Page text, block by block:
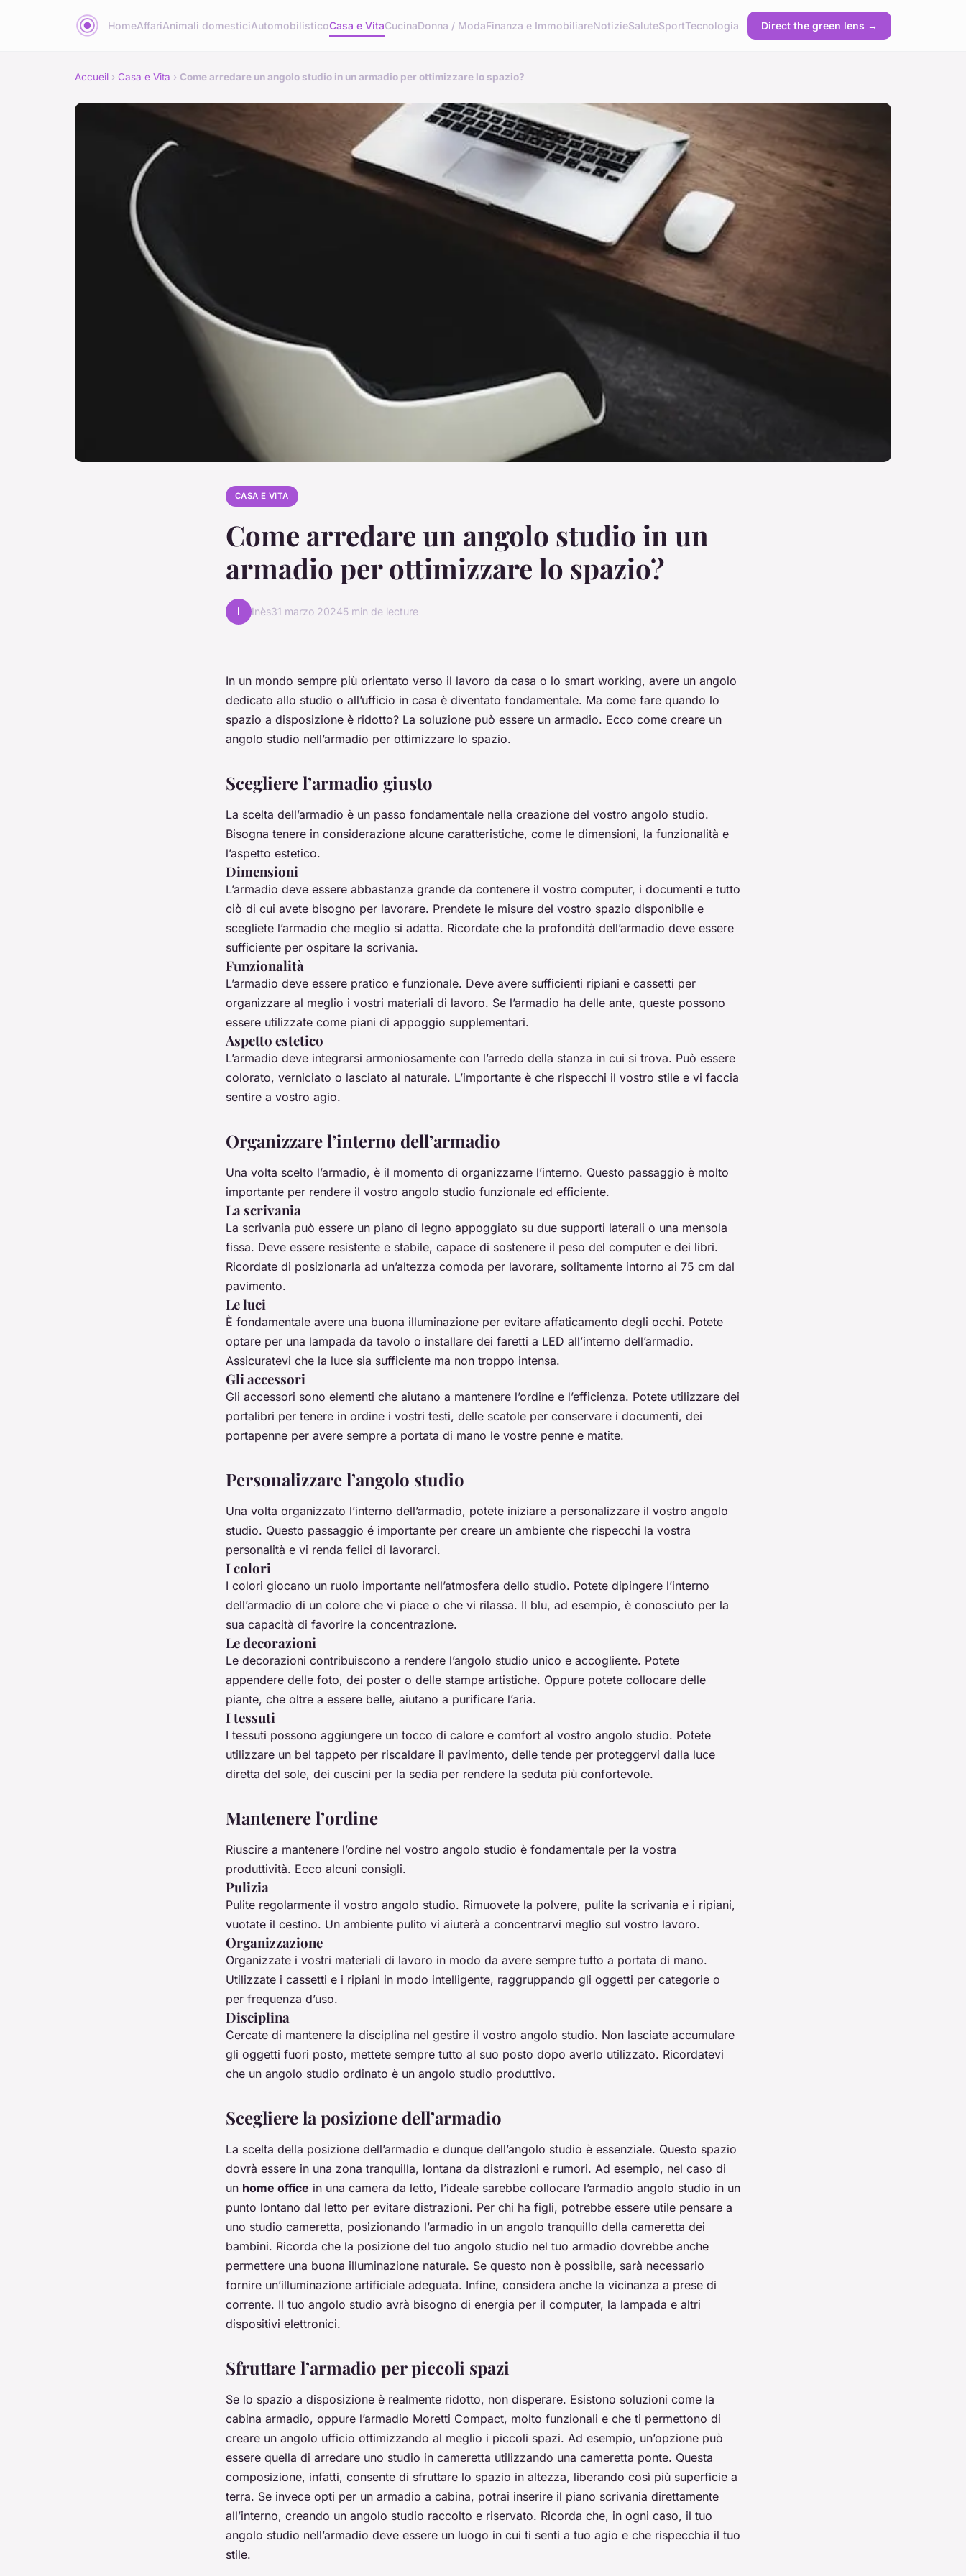
HomeAffariAnimali domesticiAutomobilisticoCasa e VitaCucinaDonna / ModaFinanza e ImmobiliareNotizieSaluteSportTecnologia Direct the green lens →
Accueil › Casa e Vita › Come arredare un angolo studio in un armadio per ottimizzare lo spazio?
CASA E VITA
Come arredare un angolo studio in un
armadio per ottimizzare lo spazio?
I Inès31 marzo 20245 min de lecture
In un mondo sempre più orientato verso il lavoro da casa o lo smart working, avere un angolo
dedicato allo studio o all’ufficio in casa è diventato fondamentale. Ma come fare quando lo
spazio a disposizione è ridotto? La soluzione può essere un armadio. Ecco come creare un
angolo studio nell’armadio per ottimizzare lo spazio.
Scegliere l’armadio giusto
La scelta dell’armadio è un passo fondamentale nella creazione del vostro angolo studio.
Bisogna tenere in considerazione alcune caratteristiche, come le dimensioni, la funzionalità e
l’aspetto estetico.
Dimensioni
L’armadio deve essere abbastanza grande da contenere il vostro computer, i documenti e tutto
ciò di cui avete bisogno per lavorare. Prendete le misure del vostro spazio disponibile e
scegliete l’armadio che meglio si adatta. Ricordate che la profondità dell’armadio deve essere
sufficiente per ospitare la scrivania.
Funzionalità
L’armadio deve essere pratico e funzionale. Deve avere sufficienti ripiani e cassetti per
organizzare al meglio i vostri materiali di lavoro. Se l’armadio ha delle ante, queste possono
essere utilizzate come piani di appoggio supplementari.
Aspetto estetico
L’armadio deve integrarsi armoniosamente con l’arredo della stanza in cui si trova. Può essere
colorato, verniciato o lasciato al naturale. L’importante è che rispecchi il vostro stile e vi faccia
sentire a vostro agio.
Organizzare l’interno dell’armadio
Una volta scelto l’armadio, è il momento di organizzarne l’interno. Questo passaggio è molto
importante per rendere il vostro angolo studio funzionale ed efficiente.
La scrivania
La scrivania può essere un piano di legno appoggiato su due supporti laterali o una mensola
fissa. Deve essere resistente e stabile, capace di sostenere il peso del computer e dei libri.
Ricordate di posizionarla ad un’altezza comoda per lavorare, solitamente intorno ai 75 cm dal
pavimento.
Le luci
È fondamentale avere una buona illuminazione per evitare affaticamento degli occhi. Potete
optare per una lampada da tavolo o installare dei faretti a LED all’interno dell’armadio.
Assicuratevi che la luce sia sufficiente ma non troppo intensa.
Gli accessori
Gli accessori sono elementi che aiutano a mantenere l’ordine e l’efficienza. Potete utilizzare dei
portalibri per tenere in ordine i vostri testi, delle scatole per conservare i documenti, dei
portapenne per avere sempre a portata di mano le vostre penne e matite.
Personalizzare l’angolo studio
Una volta organizzato l’interno dell’armadio, potete iniziare a personalizzare il vostro angolo
studio. Questo passaggio é importante per creare un ambiente che rispecchi la vostra
personalità e vi renda felici di lavorarci.
I colori
I colori giocano un ruolo importante nell’atmosfera dello studio. Potete dipingere l’interno
dell’armadio di un colore che vi piace o che vi rilassa. Il blu, ad esempio, è conosciuto per la
sua capacità di favorire la concentrazione.
Le decorazioni
Le decorazioni contribuiscono a rendere l’angolo studio unico e accogliente. Potete
appendere delle foto, dei poster o delle stampe artistiche. Oppure potete collocare delle
piante, che oltre a essere belle, aiutano a purificare l’aria.
I tessuti
I tessuti possono aggiungere un tocco di calore e comfort al vostro angolo studio. Potete
utilizzare un bel tappeto per riscaldare il pavimento, delle tende per proteggervi dalla luce
diretta del sole, dei cuscini per la sedia per rendere la seduta più confortevole.
Mantenere l’ordine
Riuscire a mantenere l’ordine nel vostro angolo studio è fondamentale per la vostra
produttività. Ecco alcuni consigli.
Pulizia
Pulite regolarmente il vostro angolo studio. Rimuovete la polvere, pulite la scrivania e i ripiani,
vuotate il cestino. Un ambiente pulito vi aiuterà a concentrarvi meglio sul vostro lavoro.
Organizzazione
Organizzate i vostri materiali di lavoro in modo da avere sempre tutto a portata di mano.
Utilizzate i cassetti e i ripiani in modo intelligente, raggruppando gli oggetti per categorie o
per frequenza d’uso.
Disciplina
Cercate di mantenere la disciplina nel gestire il vostro angolo studio. Non lasciate accumulare
gli oggetti fuori posto, mettete sempre tutto al suo posto dopo averlo utilizzato. Ricordatevi
che un angolo studio ordinato è un angolo studio produttivo.
Scegliere la posizione dell’armadio
La scelta della posizione dell’armadio e dunque dell’angolo studio è essenziale. Questo spazio
dovrà essere in una zona tranquilla, lontana da distrazioni e rumori. Ad esempio, nel caso di
un home office in una camera da letto, l’ideale sarebbe collocare l’armadio angolo studio in un
punto lontano dal letto per evitare distrazioni. Per chi ha figli, potrebbe essere utile pensare a
uno studio cameretta, posizionando l’armadio in un angolo tranquillo della cameretta dei
bambini. Ricorda che la posizione del tuo angolo studio nel tuo armadio dovrebbe anche
permettere una buona illuminazione naturale. Se questo non è possibile, sarà necessario
fornire un’illuminazione artificiale adeguata. Infine, considera anche la vicinanza a prese di
corrente. Il tuo angolo studio avrà bisogno di energia per il computer, la lampada e altri
dispositivi elettronici.
Sfruttare l’armadio per piccoli spazi
Se lo spazio a disposizione è realmente ridotto, non disperare. Esistono soluzioni come la
cabina armadio, oppure l’armadio Moretti Compact, molto funzionali e che ti permettono di
creare un angolo ufficio ottimizzando al meglio i piccoli spazi. Ad esempio, un’opzione può
essere quella di arredare uno studio in cameretta utilizzando una cameretta ponte. Questa
composizione, infatti, consente di sfruttare lo spazio in altezza, liberando così più superficie a
terra. Se invece opti per un armadio a cabina, potrai inserire il piano scrivania direttamente
all’interno, creando un angolo studio raccolto e riservato. Ricorda che, in ogni caso, il tuo
angolo studio nell’armadio deve essere un luogo in cui ti senti a tuo agio e che rispecchia il tuo
stile.